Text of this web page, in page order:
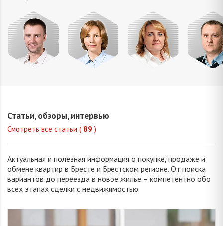
Статьи, обзоры, интервью
Смотреть все статьи ( 89 )
Актуальная и полезная информация о покупке, продаже и
обмене квартир в Бресте и Брестском регионе. От поиска
вариантов до переезда в новое жилье – компетентно обо
всех этапах сделки с недвижимостью